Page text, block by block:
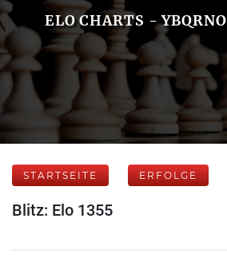
ELO CHARTS - YBQRNO
STARTSEITE ERFOLGE
Blitz: Elo 1355